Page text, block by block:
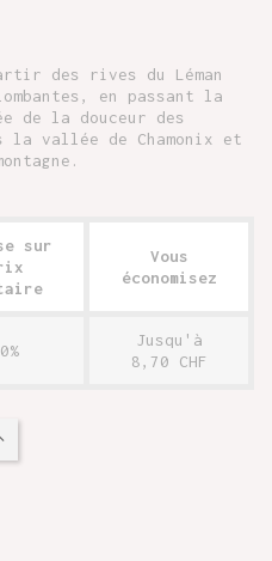
des rives du Léman
en passant la
de la douceur des
la vallée de Chamonix et
sur
Vous
économisez
Jusqu'à
8,70 CHF